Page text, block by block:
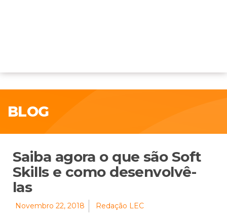
BLOG
Saiba agora o que são Soft
Skills e como desenvolvê-
las
Novembro 22, 2018 Redação LEC